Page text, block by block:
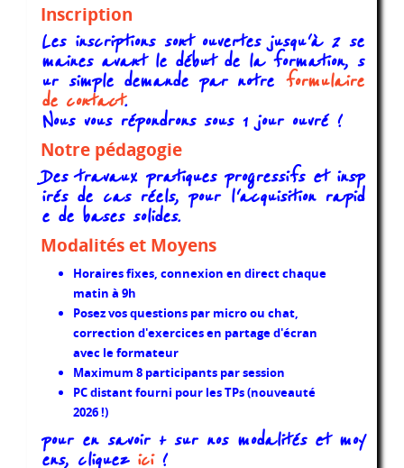
Inscription
Les inscriptions sont ouvertes jusqu'à 2 se
maines avant le début de la formation, s
ur simple demande par notre formulaire
de contact.
Nous vous répondrons sous 1 jour ouvré !
Notre pédagogie
Des travaux pratiques progressifs et insp
irés de cas réels, pour l'acquisition rapid
e de bases solides.
Modalités et Moyens
Horaires fixes, connexion en direct chaque
matin à 9h
Posez vos questions par micro ou chat,
correction d'exercices en partage d'écran
avec le formateur
Maximum 8 participants par session
PC distant fourni pour les TPs (nouveauté
2026 !)
pour en savoir + sur nos modalités et moy
ens, cliquez ici!